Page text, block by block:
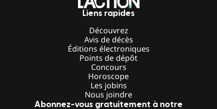
Liens rapides
Découvrez
Avis de décès
Éditions électroniques
Points de dépôt
Concours
Horoscope
Les jobins
Nous joindre
Abonnez-vous gratuitement à notre